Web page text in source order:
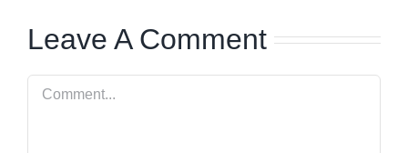
Leave A Comment
Comment